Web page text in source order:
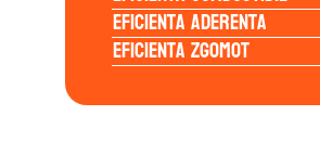
Eficienta Aderenta
Eficienta Zgomot